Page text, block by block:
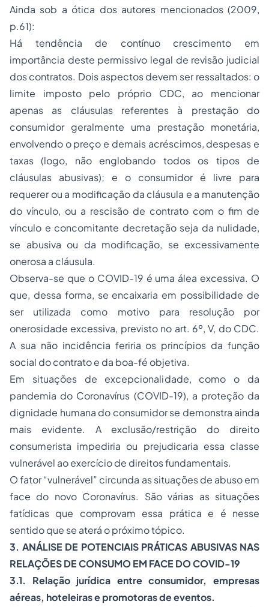
Ainda sob a ótica dos autores mencionados (2009,
p.61):
Há tendência de contínuo crescimento em
importância deste permissivo legal de revisão judicial
dos contratos. Dois aspectos devem ser ressaltados: o
limite imposto pelo próprio CDC, ao mencionar
apenas as cláusulas referentes à prestação do
consumidor geralmente uma prestação monetária,
envolvendo o preço e demais acréscimos, despesas e
taxas (logo, não englobando todos os tipos de
cláusulas abusivas); e o consumidor é livre para
requerer ou a modificação da cláusula e a manutenção
do vínculo, ou a rescisão de contrato com o fim de
vínculo e concomitante decretação seja da nulidade,
se abusiva ou da modificação, se excessivamente
onerosa a cláusula.
Observa-se que o COVID-19 é uma álea excessiva. O
que, dessa forma, se encaixaria em possibilidade de
ser utilizada como motivo para resolução por
onerosidade excessiva, previsto no art. 6º, V, do CDC.
A sua não incidência feriria os princípios da função
social do contrato e da boa-fé objetiva.
Em situações de excepcionalidade, como o da
pandemia do Coronavírus (COVID-19), a proteção da
dignidade humana do consumidor se demonstra ainda
mais evidente. A exclusão/restrição do direito
consumerista impediria ou prejudicaria essa classe
vulnerável ao exercício de direitos fundamentais.
O fator “vulnerável” circunda as situações de abuso em
face do novo Coronavírus. São várias as situações
fatídicas que comprovam essa prática e é nesse
sentido que se aterá o próximo tópico.
3. ANÁLISE DE POTENCIAIS PRÁTICAS ABUSIVAS NAS
RELAÇÕES DE CONSUMO EM FACE DO COVID-19
3.1. Relação jurídica entre consumidor, empresas
aéreas, hoteleiras e promotoras de eventos.